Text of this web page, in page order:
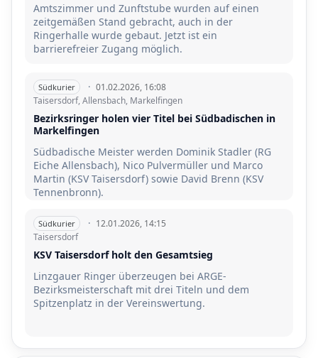
Amtszimmer und Zunftstube wurden auf einen
zeitgemäßen Stand gebracht, auch in der
Ringerhalle wurde gebaut. Jetzt ist ein
barrierefreier Zugang möglich.
Südkurier · 01.02.2026, 16:08
Taisersdorf, Allensbach, Markelfingen
Bezirksringer holen vier Titel bei Südbadischen in
Markelfingen
Südbadische Meister werden Dominik Stadler (RG
Eiche Allensbach), Nico Pulvermüller und Marco
Martin (KSV Taisersdorf) sowie David Brenn (KSV
Tennenbronn).
Südkurier · 12.01.2026, 14:15
Taisersdorf
KSV Taisersdorf holt den Gesamtsieg
Linzgauer Ringer überzeugen bei ARGE-
Bezirksmeisterschaft mit drei Titeln und dem
Spitzenplatz in der Vereinswertung.